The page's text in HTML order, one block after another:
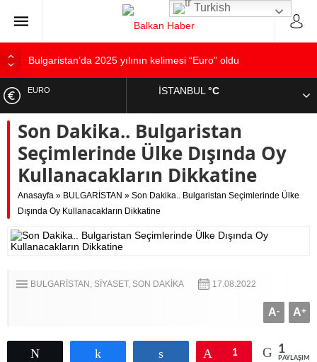
Bulgaristan’da 2025 yılının kelimesi “Euro” oldu
Bulgaristan’dan İspanya’ya destek
Bulgaristan’da hükümet kurma sürecinde son deneme
Bulgaristan’da Emeklilikten Sonra Çalışan Sayısı Artıyor
EURO
DOLAR
İSTANBUL°C
Son Dakika.. Bulgaristan
Seçimlerinde Ülke Dışında Oy
Kullanacakların Dikkatine
Anasayfa » BULGARİSTAN » Son Dakika.. Bulgaristan Seçimlerinde Ülke
Dışında Oy Kullanacakların Dikkatine
BULGARİSTAN SİYASET SON DAKİKA 17.08.2022
A+
A-
Pin1 1
Turkish